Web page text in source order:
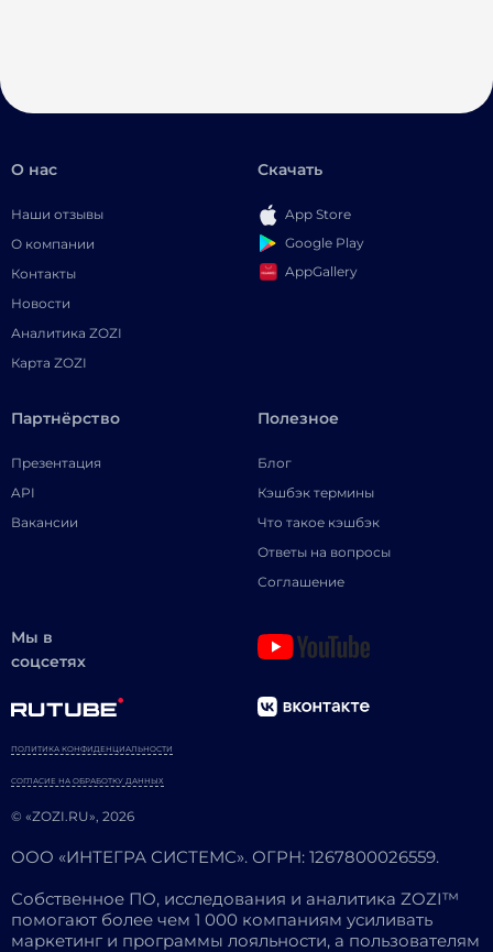
О нас
Наши отзывы
О компании
Контакты
Новости
Аналитика ZOZI
Карта ZOZI
Скачать
App Store
Google Play
AppGallery
Партнёрство
Презентация
API
Вакансии
Полезное
Блог
Кэшбэк термины
Что такое кэшбэк
Ответы на вопросы
Соглашение
Мы в
соцсетях
© «ZOZI.RU», 2026
ПОЛИТИКА КОНФИДЕНЦИАЛЬНОСТИ
СОГЛАСИЕ НА ОБРАБОТКУ ДАННЫХ
ООО «ИНТЕГРА СИСТЕМС». ОГРН: 1267800026559.
Собственное ПО, исследования и аналитика ZOZI™
помогают более чем 1 000 компаниям усиливать
маркетинг и программы лояльности, а пользователям